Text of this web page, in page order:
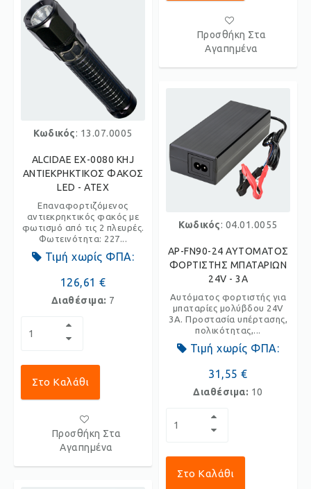
Κωδικός: 13.07.0005
ALCIDAE EX-0080 KHJ
ΑΝΤΙΕΚΡΗΚΤΙΚΟΣ ΦΑΚΟΣ
LED - ATEX
Επαναφορτιζόμενος
αντιεκρηκτικός φακός με
φωτισμό από τις 2 πλευρές.
Φωτεινότητα: 227...
Τιμή χωρίς ΦΠΑ:
126,61 €
Διαθέσιμα: 7
Στο Καλάθι
Προσθήκη Στα
Αγαπημένα
Προσθήκη Στα
Αγαπημένα
Κωδικός: 04.01.0055
AP-FN90-24 ΑΥΤΟΜΑΤΟΣ
ΦΟΡΤΙΣΤΗΣ ΜΠΑΤΑΡΙΩΝ
24V - 3A
Αυτόματος φορτιστής για
μπαταρίες μολύβδου 24V
3Α. Προστασία υπέρτασης,
πολικότητας,...
Τιμή χωρίς ΦΠΑ:
31,55 €
Διαθέσιμα: 10
Στο Καλάθι